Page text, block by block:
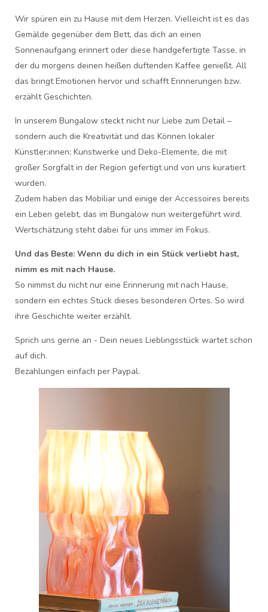
Wir spüren ein zu Hause mit dem Herzen. Vielleicht ist es das
Gemälde gegenüber dem Bett, das dich an einen
Sonnenaufgang erinnert oder diese handgefertigte Tasse, in
der du morgens deinen heißen duftenden Kaffee genießt. All
das bringt Emotionen hervor und schafft Erinnerungen bzw.
erzählt Geschichten.
In unserem Bungalow steckt nicht nur Liebe zum Detail –
sondern auch die Kreativität und das Können lokaler
Künstler:innen; Kunstwerke und Deko-Elemente, die mit
großer Sorgfalt in der Region gefertigt und von uns kuratiert
wurden.
Zudem haben das Mobiliar und einige der Accessoires bereits
ein Leben gelebt, das im Bungalow nun weitergeführt wird.
Wertschätzung steht dabei für uns immer im Fokus.
Und das Beste: Wenn du dich in ein Stück verliebt hast,
nimm es mit nach Hause.
So nimmst du nicht nur eine Erinnerung mit nach Hause,
sondern ein echtes Stück dieses besonderen Ortes. So wird
ihre Geschichte weiter erzählt.
Sprich uns gerne an - Dein neues Lieblingsstück wartet schon
auf dich.
Bezahlungen einfach per Paypal.